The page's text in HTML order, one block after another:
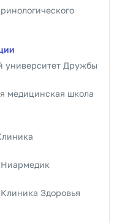
университет Дружбы
медицинская школа
Ниармедик
Здоровья